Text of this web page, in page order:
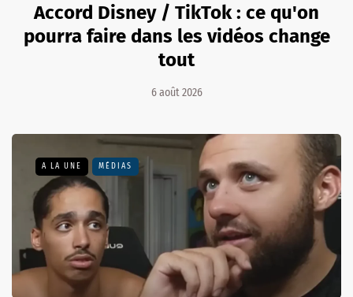
Accord Disney / TikTok : ce qu'on
pourra faire dans les vidéos change
tout
6 août 2026
A LA UNE MÉDIAS